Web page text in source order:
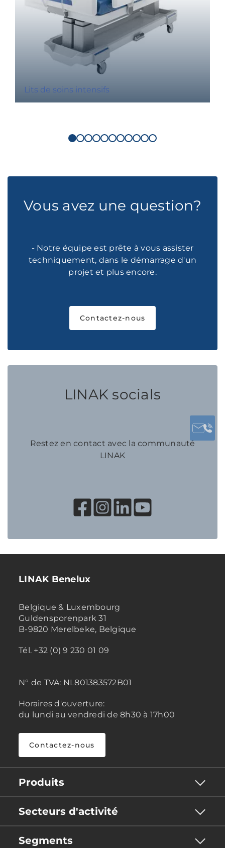
Lits de soins intensifs
Vous avez une question?
- Notre équipe est prête à vous assister
techniquement, dans le démarrage d'un
projet et plus encore.
Contactez-nous
LINAK socials
Restez en contact avec la communauté
LINAK
LINAK Benelux
Belgique & Luxembourg
Guldensporenpark 31
B-9820 Merelbeke, Belgique
Tél. +32 (0) 9 230 01 09
N° de TVA: NL801383572B01
Horaires d'ouverture:
du lundi au vendredi de 8h30 à 17h00
Contactez-nous
Produits
Secteurs d'activité
Segments